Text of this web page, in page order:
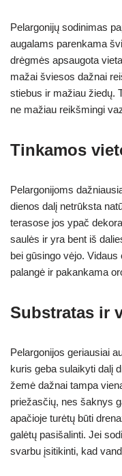
Pelargonijų sodinimas
augalams parenkama
drėgmės apsaugota
mažai šviesos dažnai
stiebus ir mažiau žiedų.
ne mažiau reikšmingi
Tinkamos
Pelargonijoms
dienos dalį netrūksta
terasose jos ypač
saulės ir yra bent iš
bei gūsingo vėjo.
palangė ir pakankama
Substratas ir
Pelargonijos geriausiai
kuris geba sulaikyti dalį
žemė dažnai tampa
priežasčių, nes šaknys
apačioje turėtų būti
galėtų pasišalinti. Jei
svarbu įsitikinti, kad